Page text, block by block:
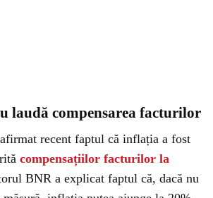
laudă compensarea facturilor
recent faptul că inflația a fost
compensațiilor facturilor la
BNR a explicat faptul că, dacă nu